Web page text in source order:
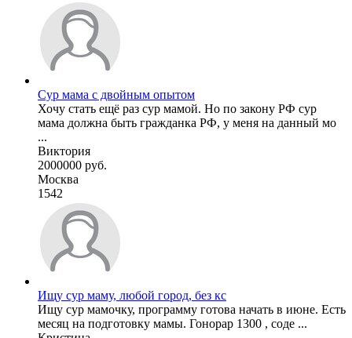
Сур мама с двойным опытом
Хочу стать ещё раз сур мамой. Но по закону РФ сур
мама должна быть гражданка РФ, у меня на данный мо
...
Виктория
2000000 руб.
Москва
1542
Ищу сур маму, любой город, без кс
Ищу сур мамочку, программу готова начать в июне. Есть
месяц на подготовку мамы. Гонорар 1300 , соде ...